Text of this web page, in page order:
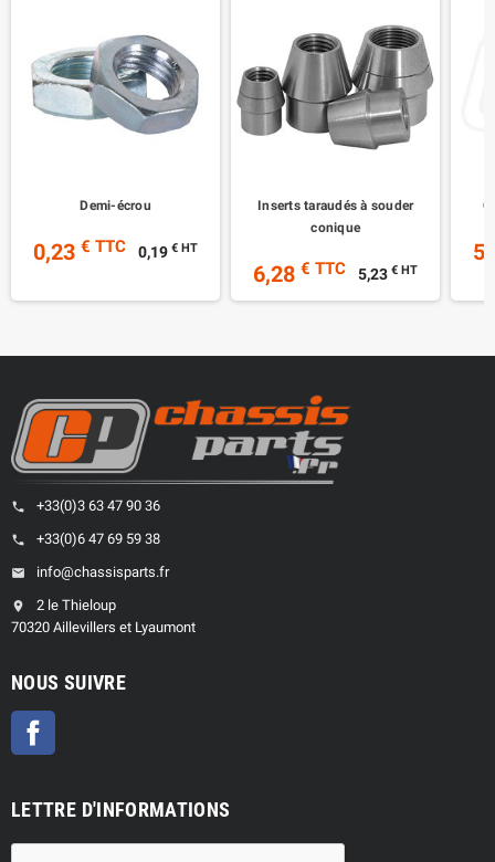
Demi-écrou
0,23€ TTC 0,19€ HT
Inserts taraudés à souder
conique
6,28€ TTC 5,23€ HT
phone +33(0)3 63 47 90 36
phone +33(0)6 47 69 59 38
email info@chassisparts.fr
location_on
2 le Thieloup
70320 Aillevillers et Lyaumont
NOUS SUIVRE
LETTRE D'INFORMATIONS